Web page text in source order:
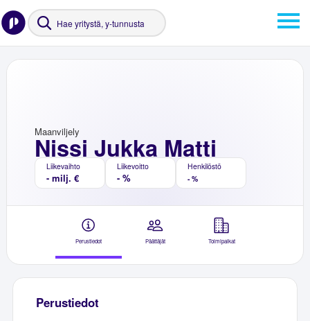
Nissi Jukka Matti
Maanviljely
Liikevaihto
- milj. €
Liikevoitto
- %
Henkilöstö
- %
Perustiedot Päättäjät Toimipaikat
Perustiedot